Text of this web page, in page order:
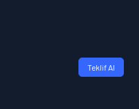
Teklif Al